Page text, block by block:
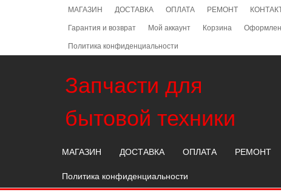
МАГАЗИН ДОСТАВКА ОПЛАТА РЕМОНТ
Гарантия и возврат
Мой аккаунт Корзина
Политика конфиденциальности
Запчасти для
бытовой техники
МАГАЗИН ДОСТАВКА ОПЛАТА РЕМОНТ
Политика конфиденциальности